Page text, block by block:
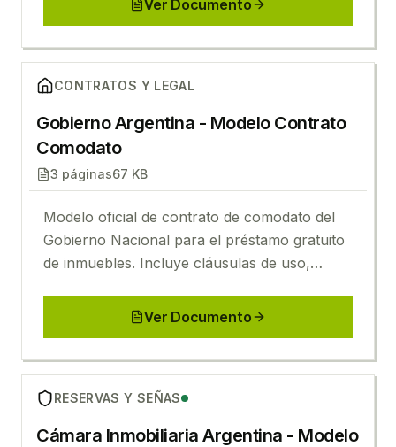
Ver Documento
VerGobierno Argentina - Modelo Contrato Comodato
CONTRATOS Y LEGAL
Gobierno Argentina - Modelo Contrato
Comodato
3 páginas67 KB
Modelo oficial de contrato de comodato del
Gobierno Nacional para el préstamo gratuito
de inmuebles. Incluye cláusulas de uso,
Ver Documento
VerCámara Inmobiliaria Argentina - Modelo Reserva
RESERVAS Y SEÑAS
Cámara Inmobiliaria Argentina - Modelo